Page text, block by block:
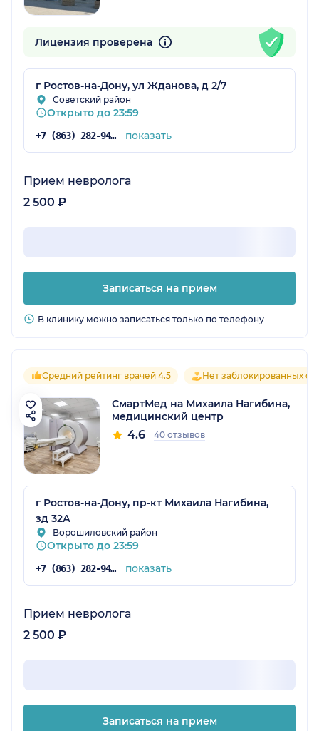
Лицензия проверена
г Ростов-на-Дону, ул Жданова, д 2/7
Советский район
Открыто до 23:59
+7 (863) 282-94-40 показать
Прием невролога
2 500 ₽
Записаться на прием
В клинику можно записаться только по телефону
Средний рейтинг врачей 4.5 Нет заблокированных
СмартМед на Михаила Нагибина,
медицинский центр
4.6 40 отзывов
г Ростов-на-Дону, пр-кт Михаила Нагибина,
зд 32А
Ворошиловский район
Открыто до 23:59
+7 (863) 282-94-41 показать
Прием невролога
2 500 ₽
Записаться на прием